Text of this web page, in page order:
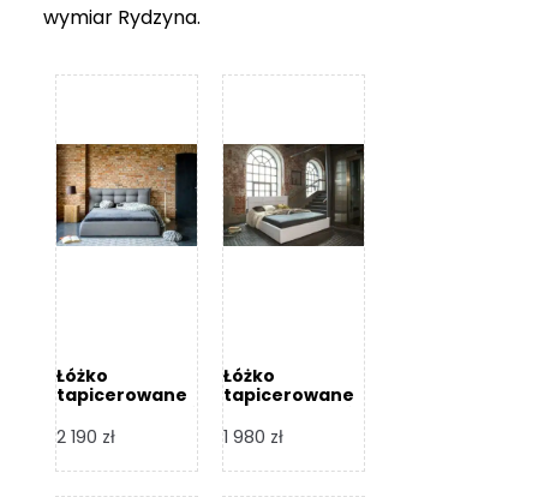
wymiar Rydzyna.
Łóżko
tapicerowane
Design
2 190 zł
Łóżko
tapicerowane
Design
1 980 zł